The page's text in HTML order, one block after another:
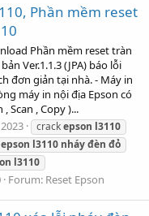
Phần mềm reset
Phần mềm reset tràn
Ver.1.1.3 (JPA) báo lỗi
đơn giản tại nhà. - Máy in
máy in nội địa Epson có
Scan , Copy )...
crackepson l3110
epson l3110 nháyđèn đỏ
l3110
Forum: Reset Epson